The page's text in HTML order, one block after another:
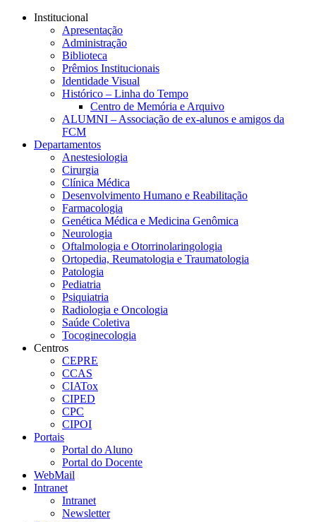
Conteúdo principal
Institucional
Apresentação
Administração
Biblioteca
Prêmios Institucionais
Identidade Visual
Histórico – Linha do Tempo
Centro de Memória e Arquivo
ALUMNI – Associação de ex-alunos e amigos da
FCM
Departamentos
Anestesiologia
Cirurgia
Clínica Médica
Desenvolvimento Humano e Reabilitação
Farmacologia
Genética Médica e Medicina Genômica
Neurologia
Oftalmologia e Otorrinolaringologia
Ortopedia, Reumatologia e Traumatologia
Patologia
Pediatria
Psiquiatria
Radiologia e Oncologia
Saúde Coletiva
Tocoginecologia
Centros
CEPRE
CCAS
CIATox
CIPED
CPC
CIPOI
Portais
Portal do Aluno
Portal do Docente
WebMail
Intranet
Intranet
Newsletter